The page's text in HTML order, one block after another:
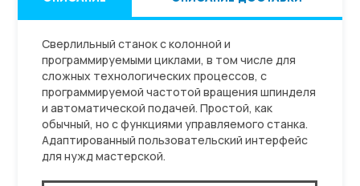
Сверлильный станок с колонной и
программируемыми циклами, в том числе для
сложных технологических процессов, с
программируемой частотой вращения шпинделя
и автоматической подачей. Простой, как
обычный, но с функциями управляемого станка.
Адаптированный пользовательский интерфейс
для нужд мастерской.